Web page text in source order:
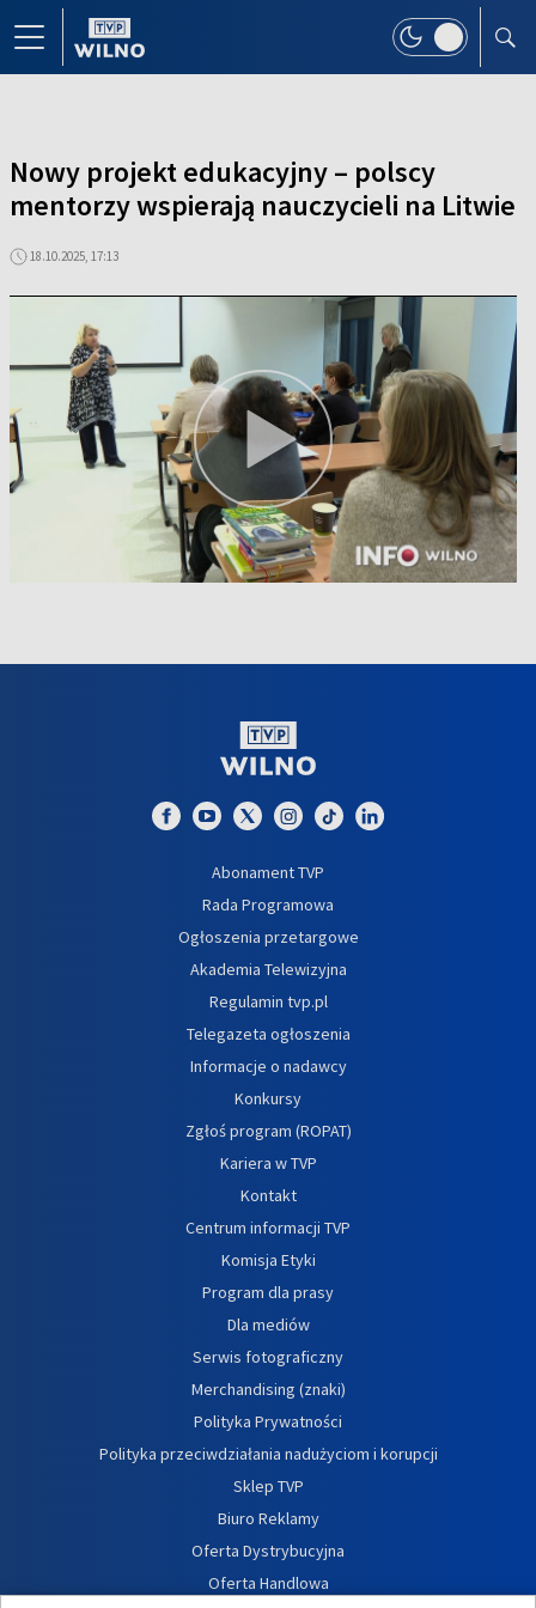
Nowy projekt edukacyjny – polscy
mentorzy wspierają nauczycieli na Litwie
18.10.2025, 17:13
Abonament TVP
Rada Programowa
Ogłoszenia przetargowe
Akademia Telewizyjna
Regulamin tvp.pl
Telegazeta ogłoszenia
Informacje o nadawcy
Konkursy
Zgłoś program (ROPAT)
Kariera w TVP
Kontakt
Centrum informacji TVP
Komisja Etyki
Program dla prasy
Dla mediów
Serwis fotograficzny
Merchandising (znaki)
Polityka Prywatności
Polityka przeciwdziałania nadużyciom i korupcji
Sklep TVP
Biuro Reklamy
Oferta Dystrybucyjna
Oferta Handlowa